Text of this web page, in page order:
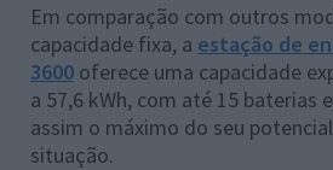
Em comparação com outros
capacidade fixa, a estação de
3600 oferece uma capacidade
a 57,6 kWh, com até 15 baterias
assim o máximo do seu
situação.